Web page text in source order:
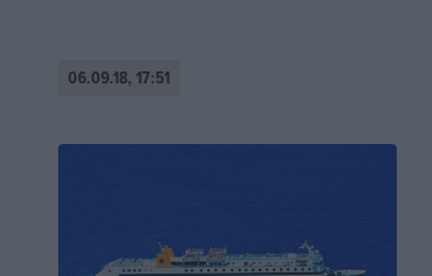
06.09.18, 17:51